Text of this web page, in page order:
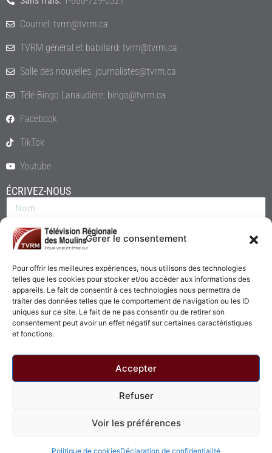
Gérer le consentement
Pour offrir les meilleures expériences, nous utilisons des technologies
telles que les cookies pour stocker et/ou accéder aux informations des
appareils. Le fait de consentir à ces technologies nous permettra de
traiter des données telles que le comportement de navigation ou les ID
uniques sur ce site. Le fait de ne pas consentir ou de retirer son
consentement peut avoir un effet négatif sur certaines caractéristiques
et fonctions.
Accepter
Refuser
Voir les préférences
Politique de cookiesDéclaration de confidentialité
Courriel: tvrm@tvrm.ca
TVRM général et babillard: tvrm@tvrm.ca
Salle des nouvelles: journalistes@tvrm.ca
Télé-Bingo Lanaudière: bingo@tvrm.ca
Facebook
TikTok
Youtube
ÉCRIVEZ-NOUS
© 2026 - Télévision Régionale des Moulins. Tous droits réservés.